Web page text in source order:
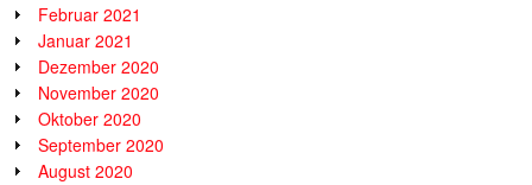
Februar 2021
Januar 2021
Dezember 2020
November 2020
Oktober 2020
September 2020
August 2020